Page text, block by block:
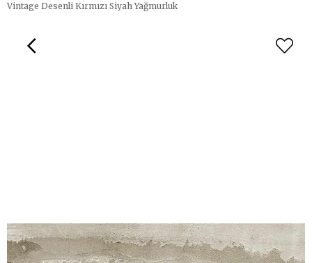
Vintage Desenli Kırmızı Siyah Yağmurluk